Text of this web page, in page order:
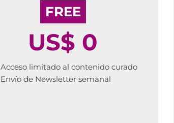
FREE
US$ 0
Acceso limitado al contenido curado
Envío de Newsletter semanal